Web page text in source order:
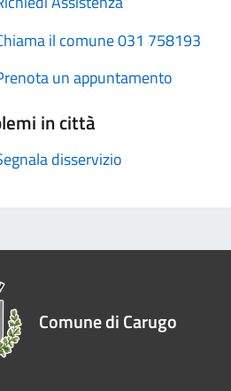
il comune 031 758193
un appuntamento
in città
disservizio
Comune di Carugo